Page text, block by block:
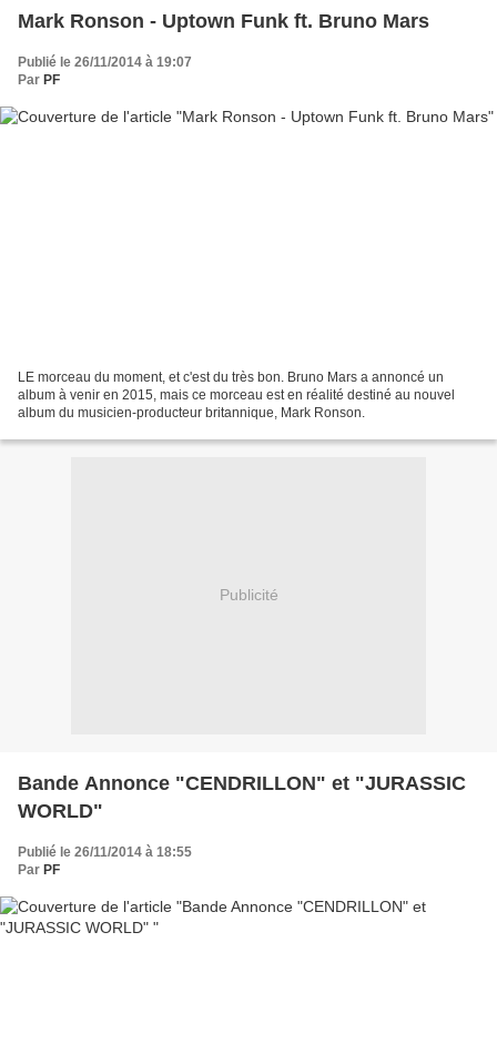
Mark Ronson - Uptown Funk ft. Bruno Mars
Publié le 26/11/2014 à 19:07
Par PF
LE morceau du moment, et c'est du très bon. Bruno Mars a annoncé un
album à venir en 2015, mais ce morceau est en réalité destiné au nouvel
album du musicien-producteur britannique, Mark Ronson.
Publicité
Bande Annonce "CENDRILLON" et "JURASSIC
WORLD"
Publié le 26/11/2014 à 18:55
Par PF